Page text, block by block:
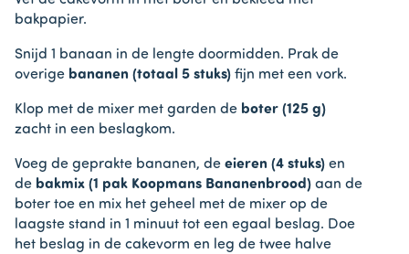
bakpapier.
Snijd 1 banaan in de lengte doormidden. Prak de
overige bananen (totaal 5 stuks) fijn met een vork.
Klop met de mixer met garden de boter (125 g)
zacht in een beslagkom.
Voeg de geprakte bananen, de eieren (4 stuks) en
de bakmix (1 pak Koopmans Bananenbrood) aan de
boter toe en mix het geheel met de mixer op de
laagste stand in 1 minuut tot een egaal beslag. Doe
het beslag in de cakevorm en leg de twee halve